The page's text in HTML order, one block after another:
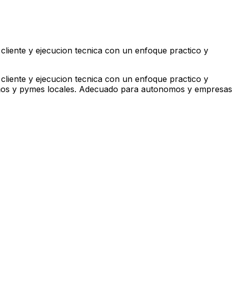
y ejecucion tecnica con un enfoque practico y
y ejecucion tecnica con un enfoque practico y
y pymes locales. Adecuado para autonomos y empresas